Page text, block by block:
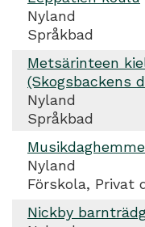
Nyland
Språkbad
Metsärinteen
(Skogsbackens
Nyland
Språkbad
Nyland
Förskola, Privat
Nickby